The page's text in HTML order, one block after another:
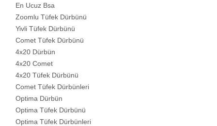
En Ucuz Bsa
Zoomlu Tüfek Dürbünü
Yivli Tüfek Dürbünü
Comet Tüfek Dürbünü
4x20 Dürbün
4x20 Comet
4x20 Tüfek Dürbünü
Comet Tüfek Dürbünleri
Optima Dürbün
Optima Tüfek Dürbünü
Optima Tüfek Dürbünleri